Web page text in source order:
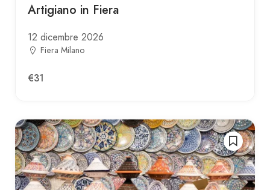
Artigiano in Fiera
12 dicembre 2026
Fiera Milano
€31